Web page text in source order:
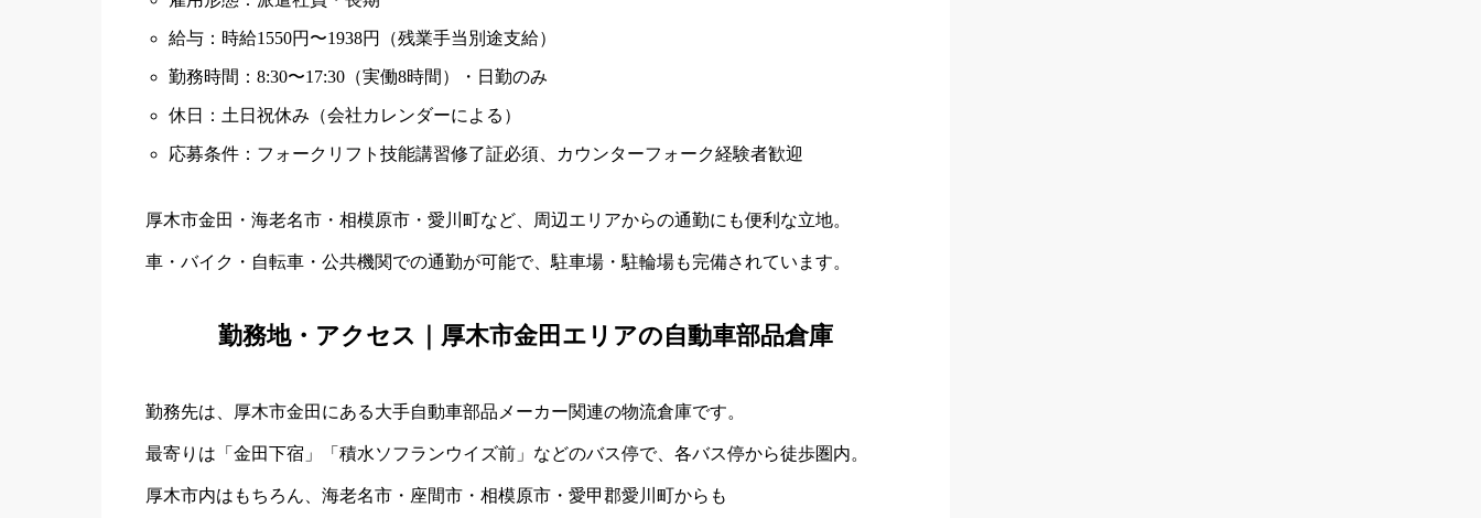
給与：時給1550円〜1938円（残業手当別途支給）
勤務時間：8:30〜17:30（実働8時間）・日勤のみ
休日：土日祝休み（会社カレンダーによる）
応募条件：フォークリフト技能講習修了証必須、カウンターフォーク経験者歓迎
厚木市金田・海老名市・相模原市・愛川町など、周辺エリアからの通勤にも便利な立地。
車・バイク・自転車・公共機関での通勤が可能で、駐車場・駐輪場も完備されています。
勤務地・アクセス｜厚木市金田エリアの自動車部品倉庫
勤務先は、厚木市金田にある大手自動車部品メーカー関連の物流倉庫です。
最寄りは「金田下宿」「積水ソフランウイズ前」などのバス停で、各バス停から徒歩圏内。
厚木市内はもちろん、海老名市・座間市・相模原市・愛甲郡愛川町からも